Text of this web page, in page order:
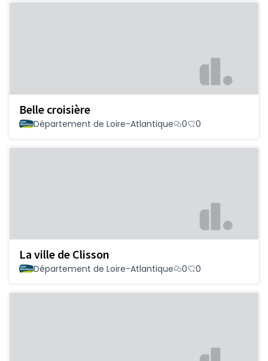
Belle croisière
Département de Loire-Atlantique 0 0
La ville de Clisson
Département de Loire-Atlantique 0 0